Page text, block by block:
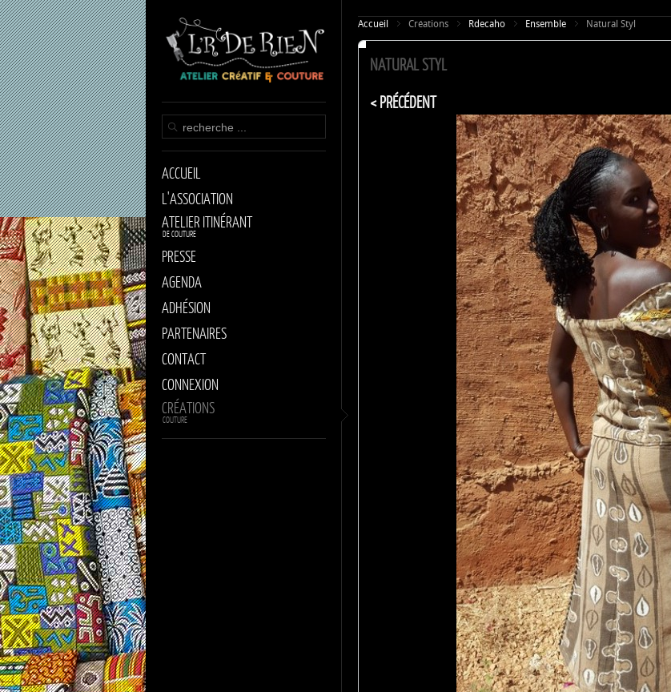
ACCUEIL
L'ASSOCIATION
ATELIER ITINÉRANT
DE COUTURE
PRESSE
AGENDA
ADHÉSION
PARTENAIRES
CONTACT
CONNEXION
CRÉATIONS
COUTURE
Accueil Créations Rdecaho Ensemble Natural Styl
NATURAL STYL
< PRÉCÉDENT